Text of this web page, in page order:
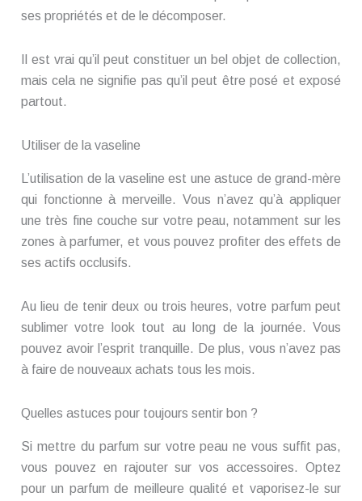
ses propriétés et de le décomposer.
Il est vrai qu’il peut constituer un bel objet de collection,
mais cela ne signifie pas qu’il peut être posé et exposé
partout.
Utiliser de la vaseline
L’utilisation de la vaseline est une astuce de grand-mère
qui fonctionne à merveille. Vous n’avez qu’à appliquer
une très fine couche sur votre peau, notamment sur les
zones à parfumer, et vous pouvez profiter des effets de
ses actifs occlusifs.
Au lieu de tenir deux ou trois heures, votre parfum peut
sublimer votre look tout au long de la journée. Vous
pouvez avoir l’esprit tranquille. De plus, vous n’avez pas
à faire de nouveaux achats tous les mois.
Quelles astuces pour toujours sentir bon ?
Si mettre du parfum sur votre peau ne vous suffit pas,
vous pouvez en rajouter sur vos accessoires. Optez
pour un parfum de meilleure qualité et vaporisez-le sur